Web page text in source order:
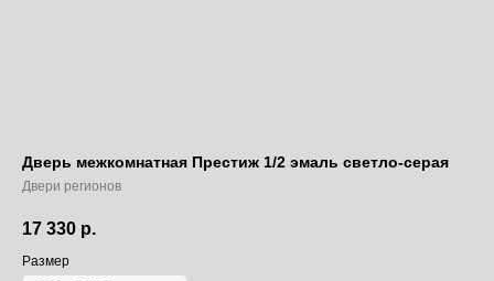
Дверь межкомнатная Престиж 1/2 эмаль светло-серая
Двери регионов
17 330 р.
Размер